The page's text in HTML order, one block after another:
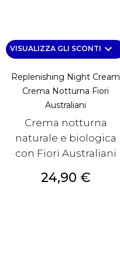
VISUALIZZA GLI SCONTI keyboard_arrow_down
Replenishing Night Cream
Crema Notturna Fiori
Australiani
Crema notturna
naturale e biologica
con Fiori Australiani
Prezzo
24,90 €